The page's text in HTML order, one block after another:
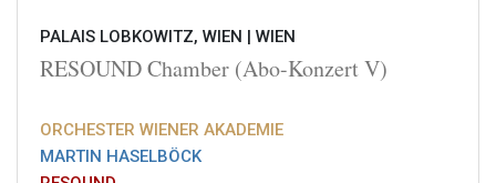
PALAIS LOBKOWITZ, WIEN | WIEN
RESOUND Chamber (Abo-Konzert V)
ORCHESTER WIENER AKADEMIE
MARTIN HASELBÖCK